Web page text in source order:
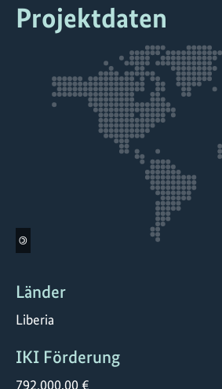
Projektdaten
©
Länder
Liberia
IKI Förderung
792.000,00 €